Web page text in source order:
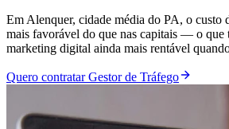
Em Alenquer, cidade média do PA, o custo
mais favorável do que nas capitais — o que
marketing digital ainda mais rentável
Quero contratar Gestor de Tráfego